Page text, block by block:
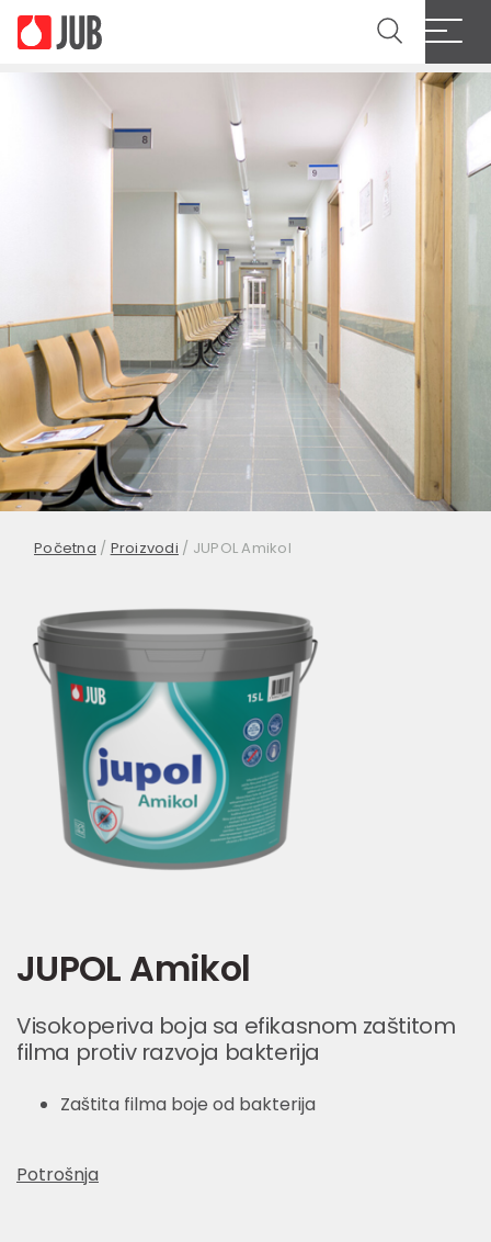
Početna / Proizvodi / JUPOL Amikol
JUPOL Amikol
Visokoperiva boja sa efikasnom zaštitom
filma protiv razvoja bakterija
Zaštita filma boje od bakterija
Potrošnja